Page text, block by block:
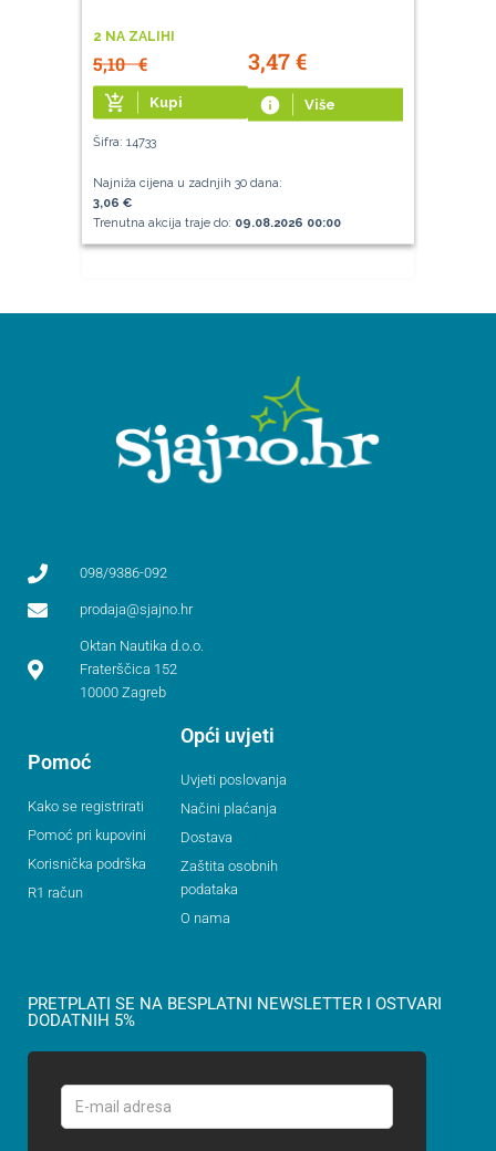
2 NA ZALIHI
5,10€ 3,47€
add_shopping_cart Kupi info Više
Šifra: 14733
Najniža cijena u zadnjih 30 dana:
3,06 €
Trenutna akcija traje do: 09.08.2026 00:00
098/9386-092
prodaja@sjajno.hr
Oktan Nautika d.o.o.
Fraterščica 152
10000 Zagreb
Pomoć
Kako se registrirati
Pomoć pri kupovini
Korisnička podrška
R1 račun
Opći uvjeti
Uvjeti poslovanja
Načini plaćanja
Dostava
Zaštita osobnih
podataka
O nama
PRETPLATI SE NA BESPLATNI NEWSLETTER I OSTVARI
DODATNIH 5%